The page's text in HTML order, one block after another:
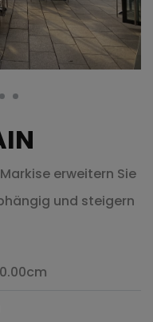
erweitern Sie
und steigern